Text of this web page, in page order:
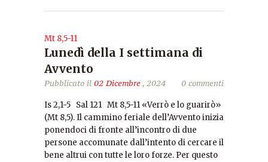
Mt 8,5-11
Lunedì della I settimana di
Avvento
Pubblicato il 02 Dicembre, 2024 0 commenti
Is 2,1-5 Sal 121 Mt 8,5-11 «Verrò e lo guarirò»
(Mt 8,5). Il cammino feriale dell’Avvento inizia
ponendoci di fronte all’incontro di due
persone accomunate dall’intento di cercare il
bene altrui con tutte le loro forze. Per questo